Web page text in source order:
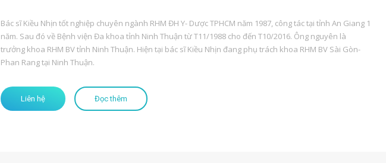
Bác sĩ Kiều Nhịn tốt nghiệp chuyên ngành RHM ĐH Y- Dược TPHCM năm 1987, công tác tại tỉnh An Giang 1
năm. Sau đó về Bệnh viện Đa khoa tỉnh Ninh Thuận từ T11/1988 cho đến T10/2016. Ông nguyên là
trưởng khoa RHM BV tỉnh Ninh Thuận. Hiện tại bác sĩ Kiều Nhịn đang phụ trách khoa RHM BV Sài Gòn-
Phan Rang tại Ninh Thuận.
Liên hệ Đọc thêm